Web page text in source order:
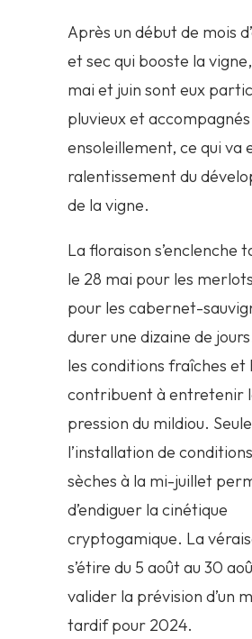
Après un début de mois
et sec qui booste la
mai et juin sont eux
pluvieux et accompagnés
ensoleillement, ce qui va
ralentissement du
de la vigne.
La floraison s’enclenche
le 28 mai pour les
pour les cabernet-
durer une dizaine de
les conditions fraîches et
contribuent à entretenir
pression du mildiou. Seule
l’installation de
sèches à la mi-juillet
d’endiguer la cinétique
cryptogamique. La
s’étire du 5 août au 30
valider la prévision d’un
tardif pour 2024.